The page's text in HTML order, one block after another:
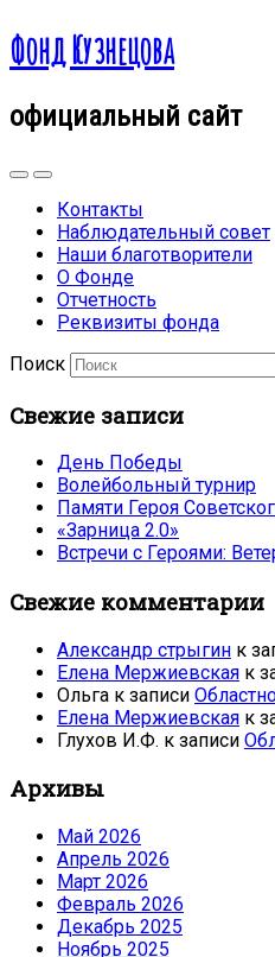
Фонд Кузнецова
официальный сайт
Контакты
Наблюдательный совет
Наши благотворители
О Фонде
Отчетность
Реквизиты фонда
Поиск
Свежие записи
День Победы
Волейбольный турнир
Памяти Героя
«Зарница 2.0»
Встречи с Героями:
Свежие комментарии
Александр стрыгин к
Елена Мержиевская к
Ольга к записи
Елена Мержиевская к
Глухов И.Ф. к записи
Архивы
Май 2026
Апрель 2026
Март 2026
Февраль 2026
Декабрь 2025
Ноябрь 2025